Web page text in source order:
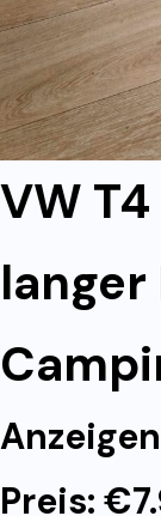
VW
Preis: